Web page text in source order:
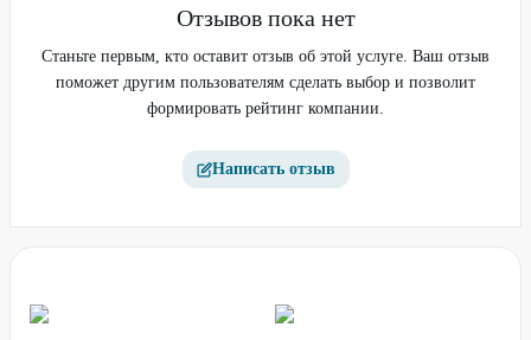
Отзывов пока нет
Станьте первым, кто оставит отзыв об этой услуге. Ваш отзыв
поможет другим пользователям сделать выбор и позволит
формировать рейтинг компании.
Написать отзыв